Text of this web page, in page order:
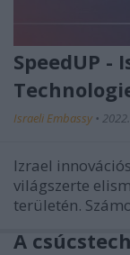
SpeedUP -
Israeli Embassy •
Izrael
világszerte
területén.
A